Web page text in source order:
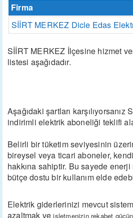
Firma
SİİRT MERKEZ Dicle Edas
SİİRT MERKEZ İlçesine hizmet
listesi aşağıdadır.
Aşağıdaki şartları
indirimli elektrik aboneliği teklifi
Belirli bir tüketim seviyesinin
bireysel veya ticari aboneler,
hakkına sahiptir. Bu sayede
bütçe dostu bir kullanım elde
Elektrik giderlerinizi mevcut
azaltmak ve işletmenizin rekabet